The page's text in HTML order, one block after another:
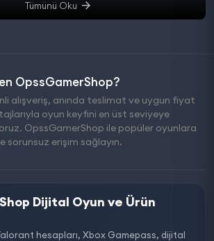
Tümünü Oku
OpssGamerShop?
alışveriş, anında teslimat ve uygun fiyat
oyun keyfini en üst seviyeye
OpssGamerShop ile popüler oyunlara
sorunsuz erişim sağlayın.
Dijital Oyun ve Ürün
hesapları, Xbox Gamepass, dijital